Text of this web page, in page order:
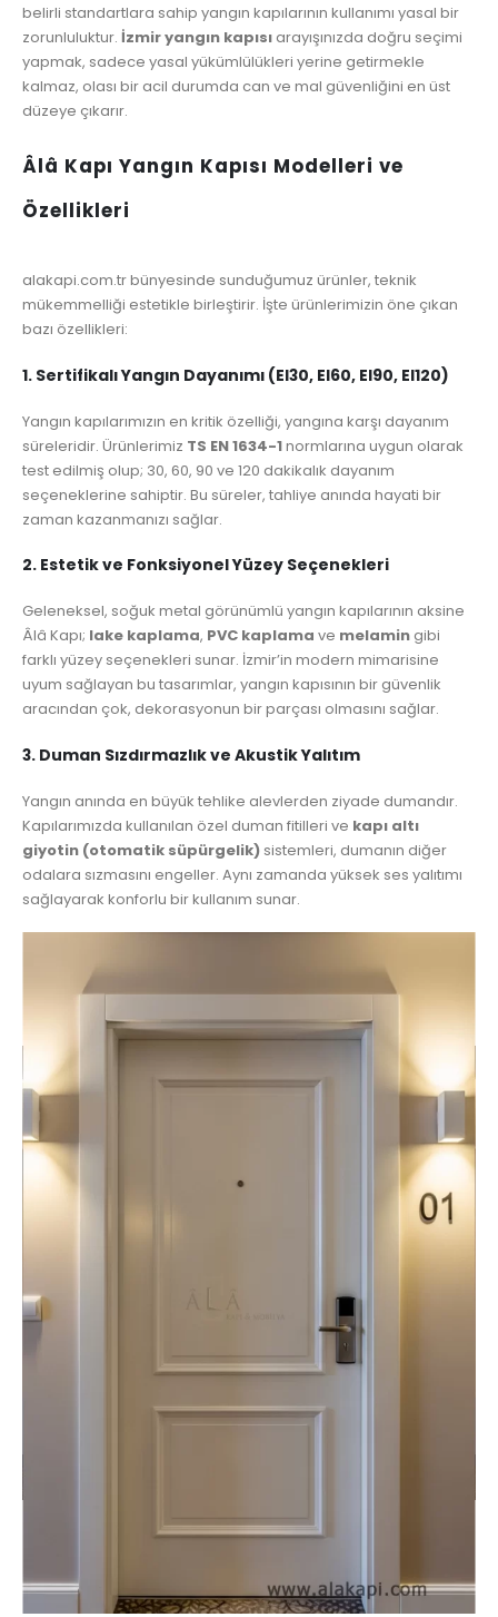
belirli standartlara sahip yangın kapılarının kullanımı yasal bir
zorunluluktur. İzmir yangın kapısı arayışınızda doğru seçimi
yapmak, sadece yasal yükümlülükleri yerine getirmekle
kalmaz, olası bir acil durumda can ve mal güvenliğini en üst
düzeye çıkarır.
Âlâ Kapı Yangın Kapısı Modelleri ve
Özellikleri
alakapi.com.tr bünyesinde sunduğumuz ürünler, teknik
mükemmelliği estetikle birleştirir. İşte ürünlerimizin öne çıkan
bazı özellikleri:
1. Sertifikalı Yangın Dayanımı (EI30, EI60, EI90, EI120)
Yangın kapılarımızın en kritik özelliği, yangına karşı dayanım
süreleridir. Ürünlerimiz TS EN 1634-1normlarına uygun olarak
test edilmiş olup; 30, 60, 90 ve 120 dakikalık dayanım
seçeneklerine sahiptir. Bu süreler, tahliye anında hayati bir
zaman kazanmanızı sağlar.
2. Estetik ve Fonksiyonel Yüzey Seçenekleri
Geleneksel, soğuk metal görünümlü yangın kapılarının aksine
Âlâ Kapı; lake kaplama, PVC kaplama ve melamin gibi
farklı yüzey seçenekleri sunar. İzmir’in modern mimarisine
uyum sağlayan bu tasarımlar, yangın kapısının bir güvenlik
aracından çok, dekorasyonun bir parçası olmasını sağlar.
3. Duman Sızdırmazlık ve Akustik Yalıtım
Yangın anında en büyük tehlike alevlerden ziyade dumandır.
Kapılarımızda kullanılan özel duman fitilleri ve kapı altı
giyotin (otomatik süpürgelik) sistemleri, dumanın diğer
odalara sızmasını engeller. Aynı zamanda yüksek ses yalıtımı
sağlayarak konforlu bir kullanım sunar.